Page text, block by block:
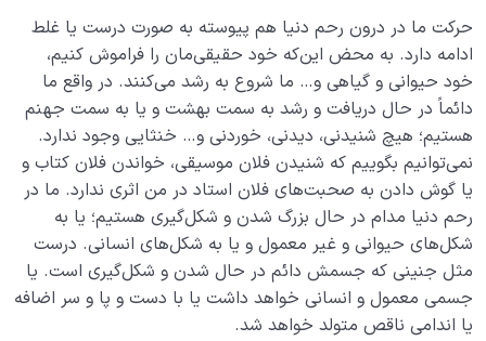
حرکت ما در درون رحم دنیا هم پیوسته به صورت درست یا غلط
ادامه دارد. به محض این‌که خود حقیقی‌مان را فراموش کنیم،
خود حیوانی و گیاهی و… ما شروع به رشد می‌کنند. در واقع ما
دائماً در حال دریافت و رشد به سمت بهشت و یا به سمت جهنم
هستیم؛ هیچ شنیدنی، دیدنی، خوردنی و… خنثایی وجود ندارد.
نمی‌توانیم بگوییم که شنیدن فلان موسیقی، خواندن فلان کتاب و
یا گوش دادن به صحبت‌های فلان استاد در من اثری ندارد. ما در
رحم دنیا مدام در حال بزرگ شدن و شکل‌گیری هستیم؛ یا به
شکل‌های حیوانی و غیر معمول و یا به شکل‌های انسانی. درست
مثل جنینی که جسمش دائم در حال شدن و شکل‌گیری است. یا
جسمی معمول و انسانی خواهد داشت یا با دست و پا و سر اضافه
یا اندامی ناقص متولد خواهد شد.